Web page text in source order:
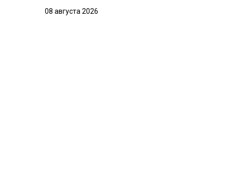
08 августа 2026